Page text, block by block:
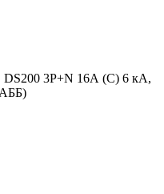
3P+N 16А (C) 6 кА,